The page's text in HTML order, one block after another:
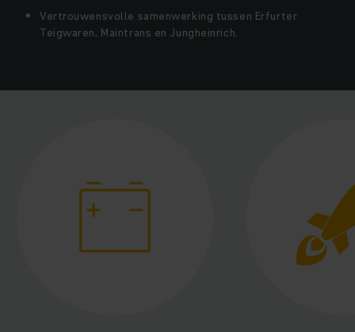
Vertrouwensvolle samenwerking tussen Erfurter
Teigwaren, Maintrans en Jungheinrich.